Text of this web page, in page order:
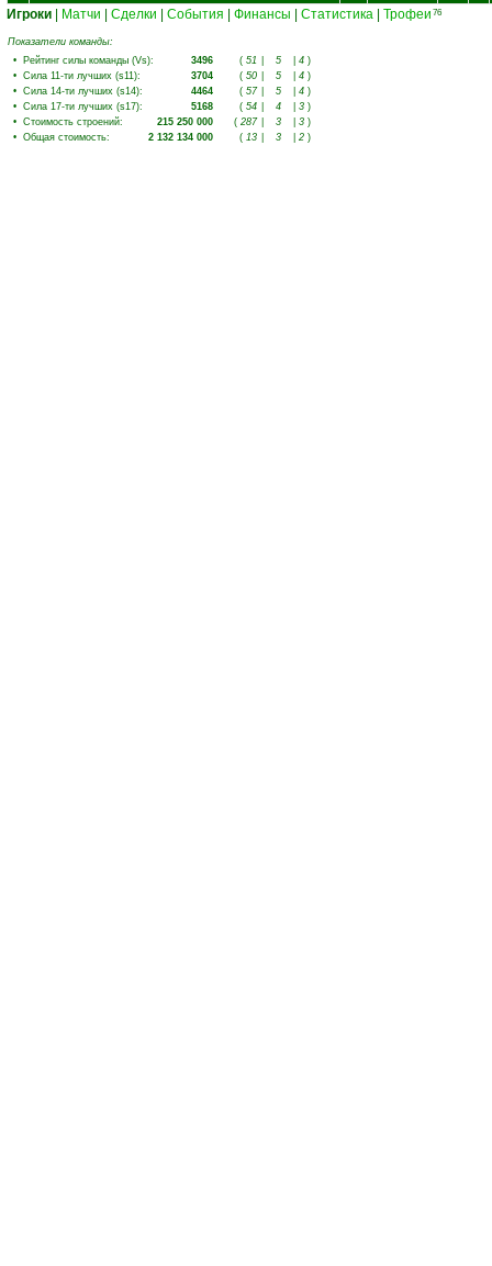
Игроки Матчи Сделки События Финансы Статистика Трофеи 76
Показатели команды:
• Рейтинг силы команды (Vs): 3496 ( 51 5 4 )
• Сила 11-ти лучших (s11): 3704 ( 50 5 4 )
• Сила 14-ти лучших (s14): 4464 ( 57 5 4 )
• Сила 17-ти лучших (s17): 5168 ( 54 4 3 )
• Стоимость строений: 215 250 000 ( 287 3 3 )
• Общая стоимость: 2 132 134 000 ( 13 3 2 )